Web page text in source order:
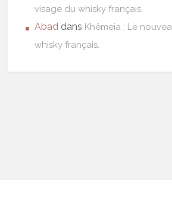
visage du whisky français.
Abad dans Khêmeia : Le
whisky français.